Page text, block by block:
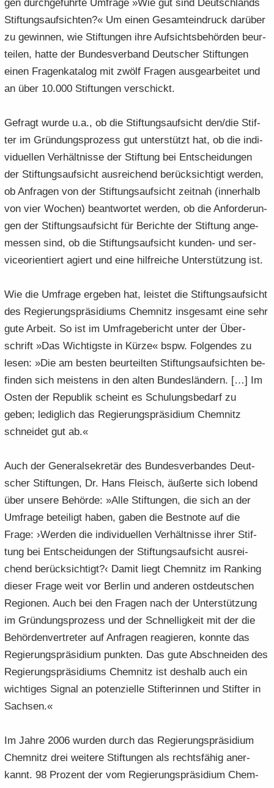
gen durch­ge­führ­te Um­fra­ge »Wie gut sind Deutsch­lands
Stif­tungs­auf­sich­ten?« Um einen Ge­samt­ein­druck dar­über
zu ge­win­nen, wie Stif­tun­gen ihre Auf­sichts­be­hör­den be­ur­
tei­len, hatte der Bun­des­ver­band Deut­scher Stif­tun­gen
einen Fra­gen­ka­ta­log mit zwölf Fra­gen aus­ge­ar­bei­tet und
an über 10.000 Stif­tun­gen ver­schickt.
Ge­fragt wurde u.a., ob die Stif­tungs­auf­sicht den/die Stif­
ter im Grün­dungs­pro­zess gut un­ter­stützt hat, ob die in­di­
vi­du­el­len Ver­hält­nis­se der Stif­tung bei Ent­schei­dun­gen
der Stif­tungs­auf­sicht aus­rei­chend be­rück­sich­tigt wer­den,
ob An­fra­gen von der Stif­tungs­auf­sicht zeit­nah (in­ner­halb
von vier Wo­chen) be­ant­wor­tet wer­den, ob die An­for­de­run­
gen der Stif­tungs­auf­sicht für Be­rich­te der Stif­tung an­ge­
mes­sen sind, ob die Stif­tungs­auf­sicht kunden-​ und ser­
vice­ori­en­tiert agiert und eine hilf­rei­che Un­ter­stüt­zung ist.
Wie die Um­fra­ge er­ge­ben hat, leis­tet die Stif­tungs­auf­sicht
des Re­gie­rungs­prä­si­di­ums Chem­nitz ins­ge­samt eine sehr
gute Ar­beit. So ist im Um­fra­ge­be­richt unter der Über­
schrift »Das Wich­tigs­te in Kürze« bspw. Fol­gen­des zu
lesen: »Die am bes­ten be­ur­teil­ten Stif­tungs­auf­sich­ten be­
fin­den sich meis­tens in den alten Bun­des­län­dern. […] Im
Osten der Re­pu­blik scheint es Schu­lungs­be­darf zu
geben; le­dig­lich das Re­gie­rungs­prä­si­di­um Chem­nitz
schnei­det gut ab.«
Auch der Ge­ne­ral­se­kre­tär des Bun­des­ver­ban­des Deut­
scher Stif­tun­gen, Dr. Hans Fleisch, äu­ßer­te sich lo­bend
über un­se­re Be­hör­de: »Alle Stif­tun­gen, die sich an der
Um­fra­ge be­tei­ligt haben, gaben die Best­no­te auf die
Frage: ›Wer­den die in­di­vi­du­el­len Ver­hält­nis­se ihrer Stif­
tung bei Ent­schei­dun­gen der Stif­tungs­auf­sicht aus­rei­
chend be­rück­sich­tigt?‹ Damit liegt Chem­nitz im Ran­king
die­ser Frage weit vor Ber­lin und an­de­ren ost­deut­schen
Re­gio­nen. Auch bei den Fra­gen nach der Un­ter­stüt­zung
im Grün­dungs­pro­zess und der Schnel­lig­keit mit der die
Be­hör­den­ver­tre­ter auf An­fra­gen re­agie­ren, konn­te das
Re­gie­rungs­prä­si­di­um punk­ten. Das gute Ab­schnei­den des
Re­gie­rungs­prä­si­di­ums Chem­nitz ist des­halb auch ein
wich­ti­ges Si­gnal an po­ten­zi­el­le Stif­te­rin­nen und Stif­ter in
Sach­sen.«
Im Jahre 2006 wur­den durch das Re­gie­rungs­prä­si­di­um
Chem­nitz drei wei­te­re Stif­tun­gen als rechts­fä­hig an­er­
kannt. 98 Pro­zent der vom Re­gie­rungs­prä­si­di­um Chem­